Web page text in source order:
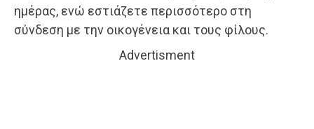
ημέρας, ενώ εστιάζετε περισσότερο στη
σύνδεση με την οικογένεια και τους φίλους.
Advertisment